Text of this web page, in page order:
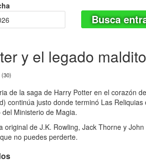
Busca
y el legado maldito
(30)
de la saga de Harry Potter en el corazón
continúa justo donde terminó Las
Ministerio de Magia.
original de J.K. Rowling, Jack Thorne y
no puedes perderte.